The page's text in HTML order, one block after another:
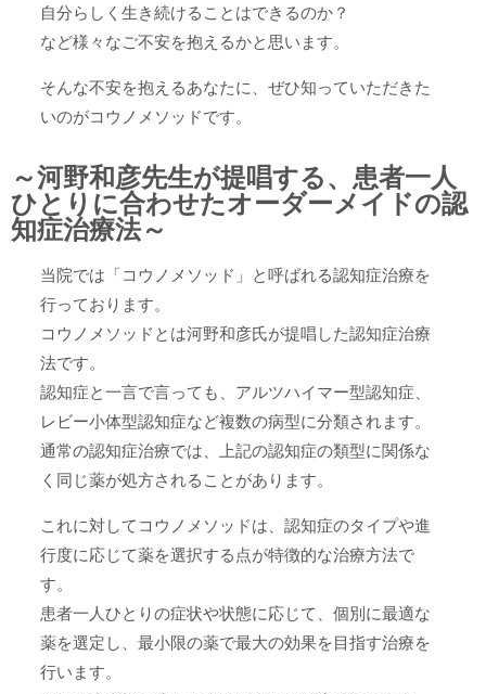
自分らしく生き続けることはできるのか？
など様々なご不安を抱えるかと思います。
そんな不安を抱えるあなたに、ぜひ知っていただきた
いのがコウノメソッドです。
～河野和彦先生が提唱する、患者一人
ひとりに合わせたオーダーメイドの認
知症治療法～
当院では「コウノメソッド」と呼ばれる認知症治療を
行っております。
コウノメソッドとは河野和彦氏が提唱した認知症治療
法です。
認知症と一言で言っても、アルツハイマー型認知症、
レビー小体型認知症など複数の病型に分類されます。
通常の認知症治療では、上記の認知症の類型に関係な
く同じ薬が処方されることがあります。
これに対してコウノメソッドは、認知症のタイプや進
行度に応じて薬を選択する点が特徴的な治療方法で
す。
患者一人ひとりの症状や状態に応じて、個別に最適な
薬を選定し、最小限の薬で最大の効果を目指す治療を
行います。